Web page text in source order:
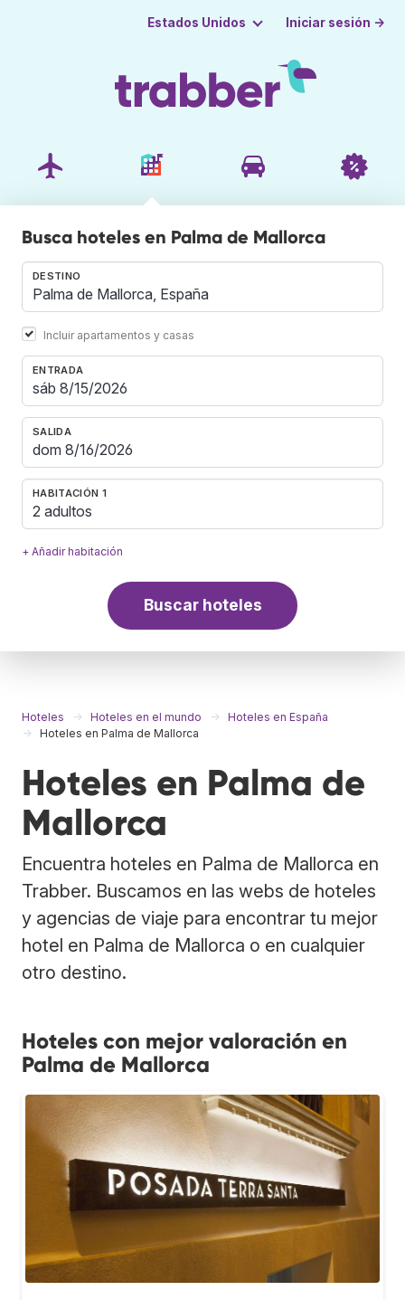
Estados Unidos Iniciar sesión →
Busca hoteles en Palma de Mallorca
DESTINO
Incluir apartamentos y casas
ENTRADA
SALIDA
HABITACIÓN 1
2 adultos
+ Añadir habitación
Buscar hoteles
Hoteles Hoteles en el mundo
Hoteles en España
Hoteles en Palma de Mallorca
Hoteles en Palma de
Mallorca
Encuentra hoteles en Palma de Mallorca en
Trabber. Buscamos en las webs de hoteles
y agencias de viaje para encontrar tu mejor
hotel en Palma de Mallorca o en cualquier
otro destino.
Hoteles con mejor valoración en
Palma de Mallorca